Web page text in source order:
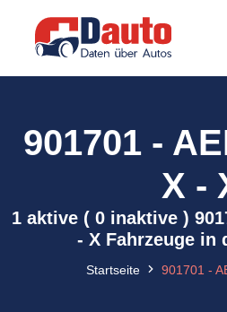
901701 -
X -
1 aktive ( 0 inaktive )
- X Fahrzeuge in
Startseite 901701 -